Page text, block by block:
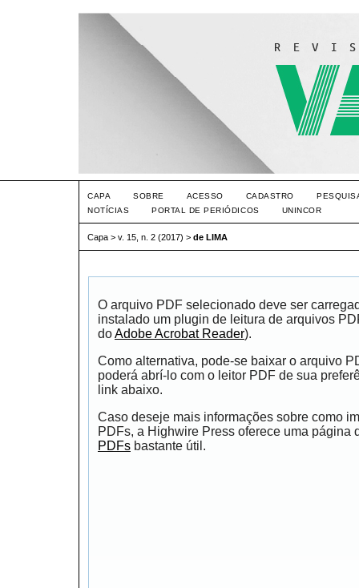
CAPA SOBRE ACESSO CADASTRO
NOTÍCIAS
PORTAL DE PERIÓDICOS UNINCOR
Capa > v. 15, n. 2 (2017) > de LIMA
O arquivo PDF selecionado deve ser
instalado um plugin de leitura de arquivos
doAdobe Acrobat Reader).
Como alternativa, pode-se baixar o arquivo
poderá abrí-lo com o leitor PDF de sua
link abaixo.
Caso deseje mais informações sobre como
PDFs, a Highwire Press oferece uma página
PDFs bastante útil.